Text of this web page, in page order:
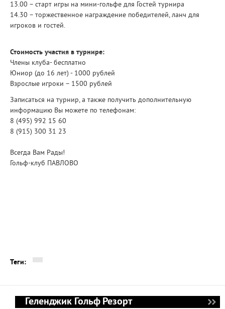
13.00 – старт игры на мини-гольфе для Гостей турнира
14.30 – торжественное награждение победителей, ланч для
игроков и гостей.
Стоимость участия в турнире:
Члены клуба- бесплатно
Юниор (до 16 лет) - 1000 рублей
Взрослые игроки – 1500 рублей
Записаться на турнир, а также получить дополнительную
информацию Вы можете по телефонам:
8 (495) 992 15 60
8 (915) 300 31 23
Всегда Вам Рады!
Гольф-клуб ПАВЛОВО
Теги:
Геленджик Гольф Резорт